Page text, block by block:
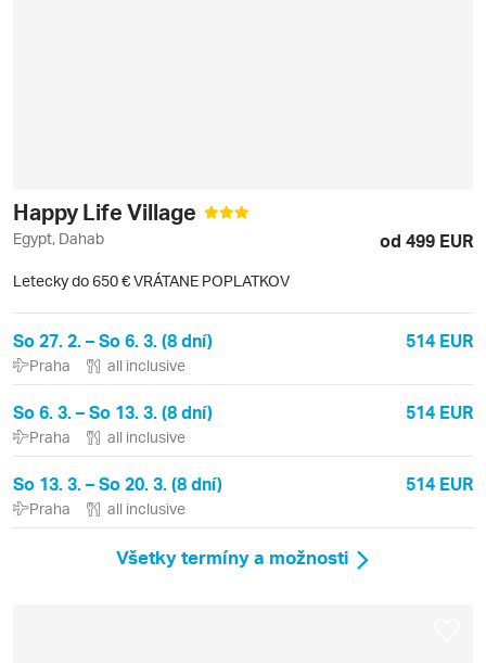
Happy Life Village
Egypt, Dahab od 499 EUR
Letecky do 650 € VRÁTANE POPLATKOV
So 27. 2. – So 6. 3. (8 dní) 514 EUR
Praha all inclusive
So 6. 3. – So 13. 3. (8 dní) 514 EUR
Praha all inclusive
So 13. 3. – So 20. 3. (8 dní) 514 EUR
Praha all inclusive
Všetky termíny a možnosti